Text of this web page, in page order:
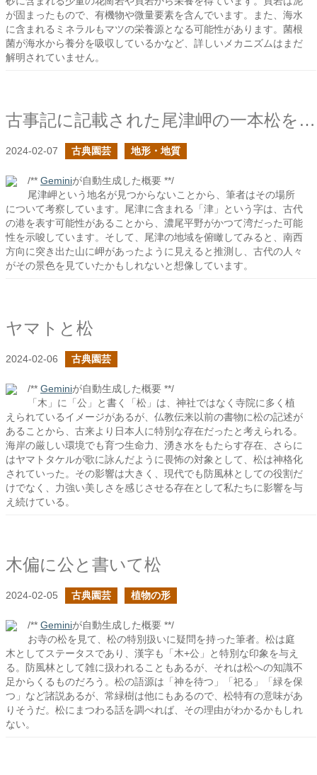
が固まったもので、有機物や微量要素を含んでいます。また、海水
に含まれるミネラルもマツの栄養源となる可能性があります。菌根
菌が海水から養分を吸収しているかなど、詳しいメカニズムはまだ
解明されていません。
古事記に記載された尾津岬の一本松を想像する
2024-02-07 古典園芸 地形・地質
/** Geminiが自動生成した概要 **/
尾津岬という地名が見つからないことから、筆者はその場所
について考察しています。尾津に含まれる「津」という字は、古代
の港を表す可能性があることから、濃尾平野がかつて湾だった可能
性を示唆しています。そして、尾津の地域を俯瞰してみると、南西
方向に突き出た山に岬があったように見えると推測し、古代の人々
がその景色を見ていたかもしれないと想像しています。
ヤマトと松
2024-02-06 古典園芸
/** Geminiが自動生成した概要 **/
「木」に「公」と書く「松」は、神社ではなく寺院に多く植
えられているイメージがあるが、仏教伝来以前の書物に松の記述が
あることから、古来より日本人に特別な存在だったと考えられる。
海岸の厳しい環境でも育つ生命力、湧き水をもたらす存在、さらに
はヤマトタケルが歌に詠んだように畏怖の対象として、松は神格化
されていった。その影響は大きく、現代でも防風林としての役割だ
けでなく、力強い美しさを感じさせる存在として私たちに影響を与
え続けている。
木偏に公と書いて松
2024-02-05 古典園芸 植物の形
/** Geminiが自動生成した概要 **/
お寺の松を見て、松の特別扱いに疑問を持った筆者。松は庭
木としてステータスであり、漢字も「木+公」と特別な印象を与え
る。防風林として雑に扱われることもあるが、それは松への知識不
足からくるものだろう。松の語源は「神を待つ」「祀る」「緑を保
つ」など諸説あるが、常緑樹は他にもあるので、松特有の意味があ
りそうだ。松にまつわる話を調べれば、その理由がわかるかもしれ
ない。